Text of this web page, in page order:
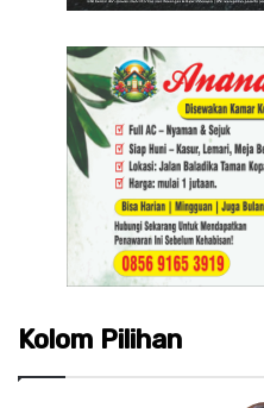
Kolom Pilihan